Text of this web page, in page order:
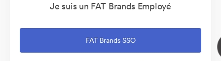
Je suis un FAT Brands Employé
FAT Brands SSO